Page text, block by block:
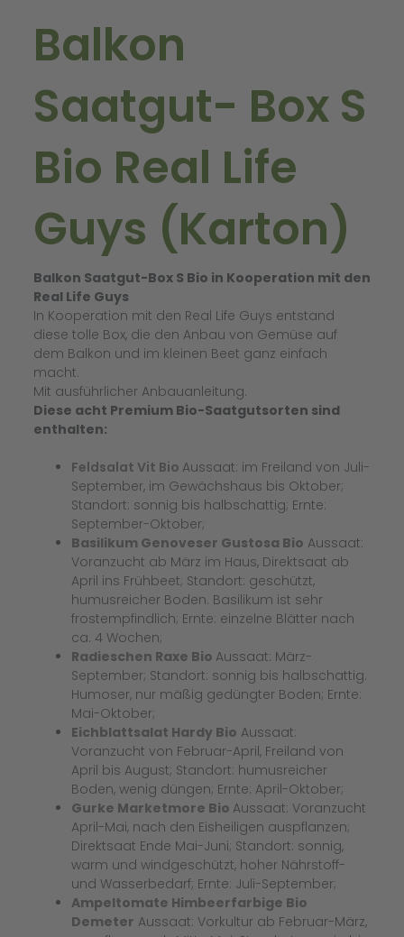
Balkon
Saatgut- Box S
Bio Real Life
Guys (Karton)
Balkon Saatgut-Box S Bio in Kooperation mit den
Real Life Guys
In Kooperation mit den Real Life Guys entstand
diese tolle Box, die den Anbau von Gemüse auf
dem Balkon und im kleinen Beet ganz einfach
macht.
Mit ausführlicher Anbauanleitung.
Diese acht Premium Bio-Saatgutsorten sind
enthalten:
Feldsalat Vit Bio Aussaat: im Freiland von Juli-
September, im Gewächshaus bis Oktober;
Standort: sonnig bis halbschattig; Ernte:
September-Oktober;
Basilikum Genoveser Gustosa Bio Aussaat:
Voranzucht ab März im Haus, Direktsaat ab
April ins Frühbeet; Standort: geschützt,
humusreicher Boden. Basilikum ist sehr
frostempfindlich; Ernte: einzelne Blätter nach
ca. 4 Wochen;
Radieschen Raxe Bio Aussaat: März-
September; Standort: sonnig bis halbschattig.
Humoser, nur mäßig gedüngter Boden; Ernte:
Mai-Oktober;
Eichblattsalat Hardy Bio Aussaat:
Voranzucht von Februar-April, Freiland von
April bis August; Standort: humusreicher
Boden, wenig düngen; Ernte: April-Oktober;
Gurke Marketmore Bio Aussaat: Voranzucht
April-Mai, nach den Eisheiligen auspflanzen;
Direktsaat Ende Mai-Juni; Standort: sonnig,
warm und windgeschützt, hoher Nährstoff-
und Wasserbedarf; Ernte: Juli-September;
Ampeltomate Himbeerfarbige Bio
Demeter Aussaat: Vorkultur ab Februar-März,